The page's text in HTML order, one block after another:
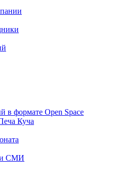
в формате Open Space
Куча
и СМИ